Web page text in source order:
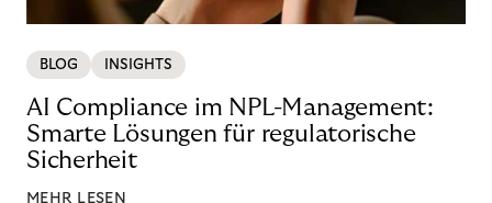
BLOG INSIGHTS
AI Compliance im NPL-Management:
Smarte Lösungen für regulatorische
Sicherheit
MEHR LESEN